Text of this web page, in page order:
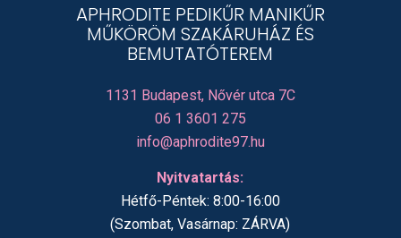
APHRODITE PEDIKŰR MANIKŰR
MŰKÖRÖM SZAKÁRUHÁZ ÉS
BEMUTATÓTEREM
1131 Budapest, Nővér utca 7C
06 1 3601 275
info@aphrodite97.hu
Nyitvatartás:
Hétfő-Péntek: 8:00-16:00
(Szombat, Vasárnap: ZÁRVA)